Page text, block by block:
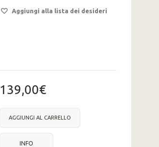
Aggiungi alla lista dei desideri
139,00€
AGGIUNGI AL CARRELLO
INFO